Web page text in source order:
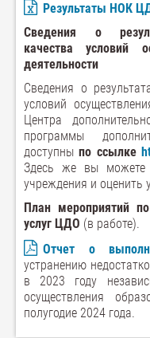
Результаты НОК
Сведения о
качества условий
деятельности
Сведения о
условий
Центра
программы
доступныпо ссылке
Здесь же вы можете
учреждения и оценить
План мероприятий
услуг ЦДО (в работе).
Отчет о
устранению
в 2023 году
осуществления
полугодие 2024 года.